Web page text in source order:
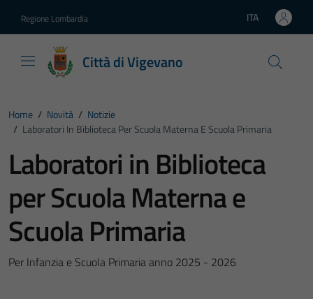
Regione Lombardia Lingua attiva:
ITA
Città di Vigevano
Home / Novità / Notizie
/ Laboratori In Biblioteca Per Scuola Materna E Scuola Primaria
Laboratori in Biblioteca
per Scuola Materna e
Scuola Primaria
Per Infanzia e Scuola Primaria anno 2025 - 2026